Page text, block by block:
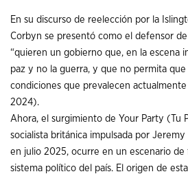
En su discurso de reelección por la
Corbyn se presentó como el defensor
“quieren un gobierno que, en la escena
paz y no la guerra, y que no permita
condiciones que prevalecen actualmente
2024).
Ahora, el surgimiento de Your Party (Tu
socialista británica impulsada por
en julio 2025, ocurre en un escenario de
sistema político del país. El origen de